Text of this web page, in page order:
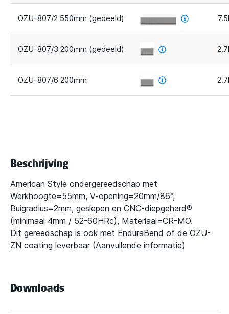
OZU-807/2 550mm (gedeeld)
OZU-807/3 200mm (gedeeld)
OZU-807/6 200mm
Beschrijving
American Style ondergereedschap met
Werkhoogte=55mm, V-opening=20mm/86°,
Buigradius=2mm, geslepen en CNC-diepgehard®
(minimaal 4mm / 52-60HRc), Materiaal=CR-MO.
Dit gereedschap is ook met EnduraBend of de OZU-
ZN coating leverbaar (Aanvullende informatie)
Downloads